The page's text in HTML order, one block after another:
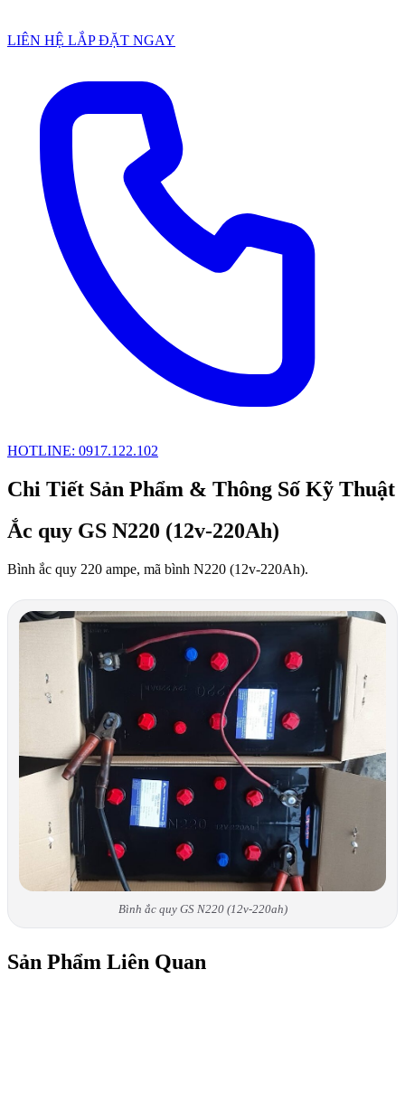
LIÊN HỆ LẮP ĐẶT NGAY
HOTLINE: 0917.122.102
Chi Tiết Sản Phẩm & Thông Số Kỹ Thuật
Ắc quy GS N220 (12v-220Ah)
Bình ắc quy 220 ampe, mã bình N220 (12v-220Ah).
Bình ắc quy GS N220 (12v-220ah)
Sản Phẩm Liên Quan